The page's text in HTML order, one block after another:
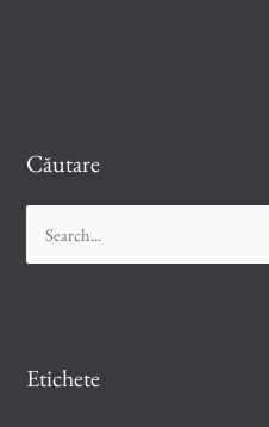
Căutare
e
h
Etichete